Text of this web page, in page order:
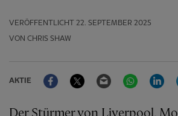
VERÖFFENTLICHT
22. SEPTEMBER 2025
VON CHRIS SHAW
AKTIE
FacebookTwitter Email